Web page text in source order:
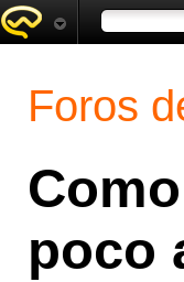
Foros
poco